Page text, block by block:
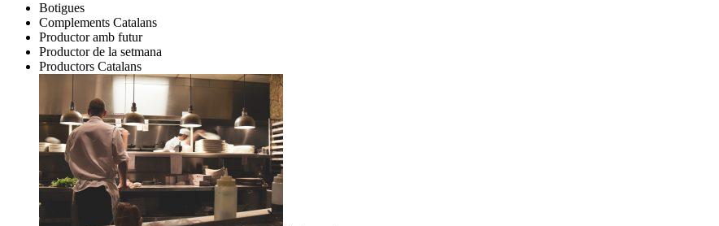
Botigues
Complements Catalans
Productor amb futur
Productor de la setmana
Productors Catalans